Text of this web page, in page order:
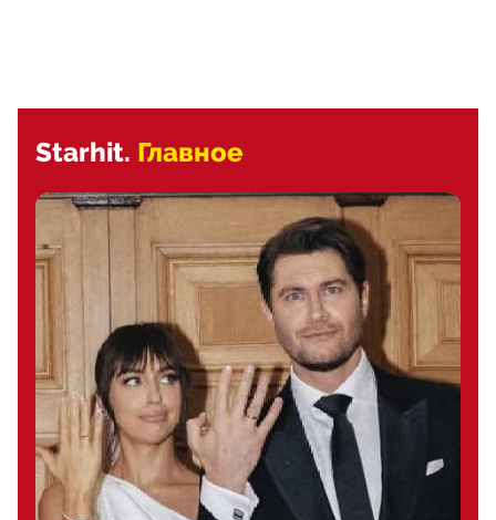
Starhit. Главное